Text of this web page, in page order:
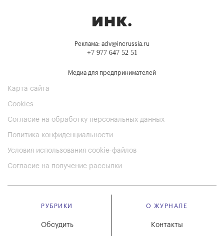
Реклама: adv@incrussia.ru
+7 977 647 52 51
Медиа для предпринимателей
Карта сайта
Cookies
Согласие на обработку персональных данных
Политика конфиденциальности
Условия использования cookie-файлов
Согласие на получение рассылки
РУБРИКИ
Обсудить
О ЖУРНАЛЕ
Контакты